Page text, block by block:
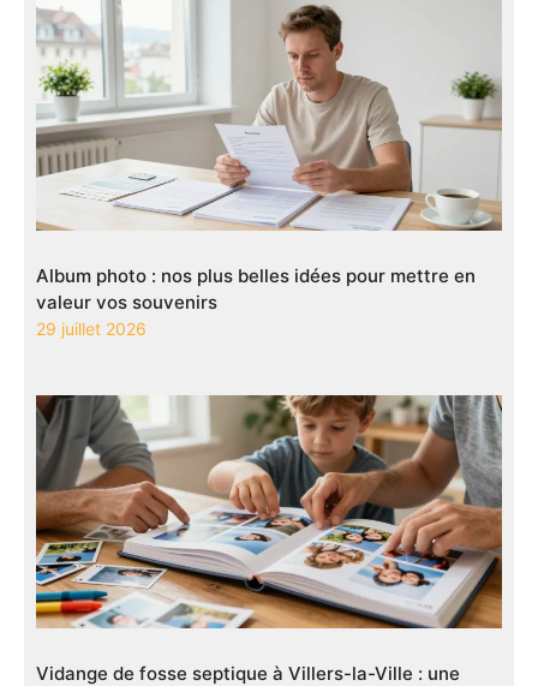
Album photo : nos plus belles idées pour mettre en
valeur vos souvenirs
29 juillet 2026
Vidange de fosse septique à Villers-la-Ville : une